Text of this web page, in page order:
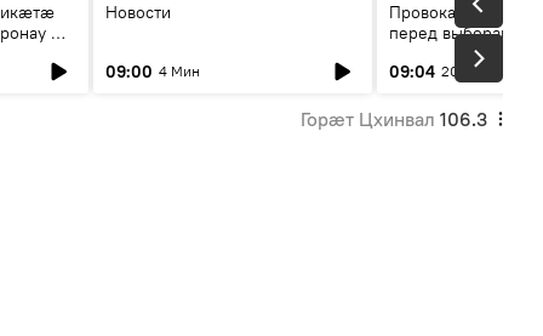
æй
Новости
09:00 4 Мин
Провокации со
перед выборами в
09:04 20 Мин
Горӕт Цхинвал 106.3